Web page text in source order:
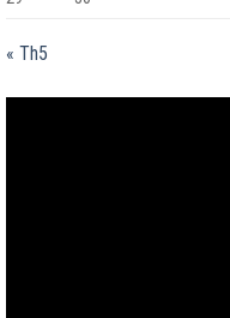
« Th5